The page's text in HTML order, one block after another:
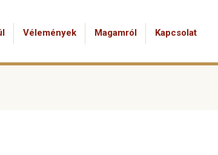
Vélemények Magamról Kapcsolat